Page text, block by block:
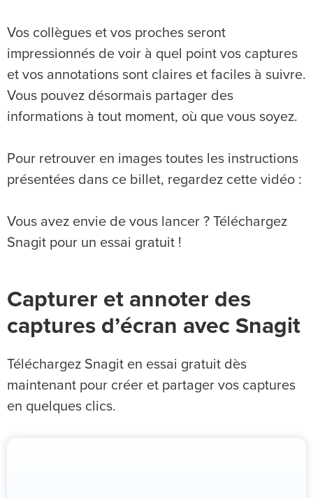
Vos collègues et vos proches seront
impressionnés de voir à quel point vos captures
et vos annotations sont claires et faciles à suivre.
Vous pouvez désormais partager des
informations à tout moment, où que vous soyez.
Pour retrouver en images toutes les instructions
présentées dans ce billet, regardez cette vidéo :
Vous avez envie de vous lancer ? Téléchargez
Snagit pour un essai gratuit !
Capturer et annoter des
captures d’écran avec Snagit
Téléchargez Snagit en essai gratuit dès
maintenant pour créer et partager vos captures
en quelques clics.